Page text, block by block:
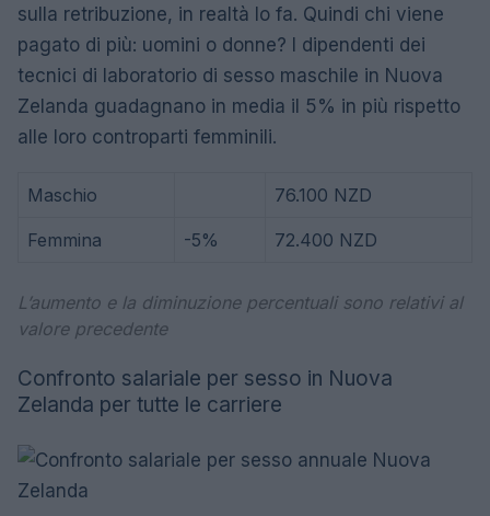
sulla retribuzione, in realtà lo fa. Quindi chi viene
pagato di più: uomini o donne? I dipendenti dei
tecnici di laboratorio di sesso maschile in Nuova
Zelanda guadagnano in media il 5% in più rispetto
alle loro controparti femminili.
Maschio 76.100 NZD
Femmina -5% 72.400 NZD
L’aumento e la diminuzione percentuali sono relativi al
valore precedente
Confronto salariale per sesso in Nuova
Zelanda per tutte le carriere